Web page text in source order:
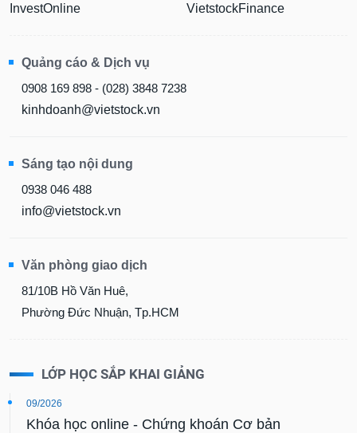
InvestOnline
VietstockFinance
Quảng cáo & Dịch vụ
0908 169 898 - (028) 3848 7238
kinhdoanh@vietstock.vn
Sáng tạo nội dung
0938 046 488
info@vietstock.vn
Văn phòng giao dịch
81/10B Hồ Văn Huê,
Phường Đức Nhuận, Tp.HCM
LỚP HỌC SẮP KHAI GIẢNG
09/2026
Khóa học online - Chứng khoán Cơ bản